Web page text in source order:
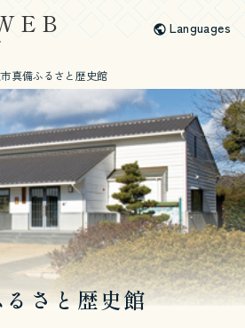
Languages
真備ふるさと歴史館
さと歴史館